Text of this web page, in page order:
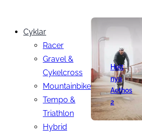
Cyklar
Racer
Gravel &
Cykelcross
Mountainbike
Tempo &
Triathlon
Hybrid
Helt
nya
Aethos
2